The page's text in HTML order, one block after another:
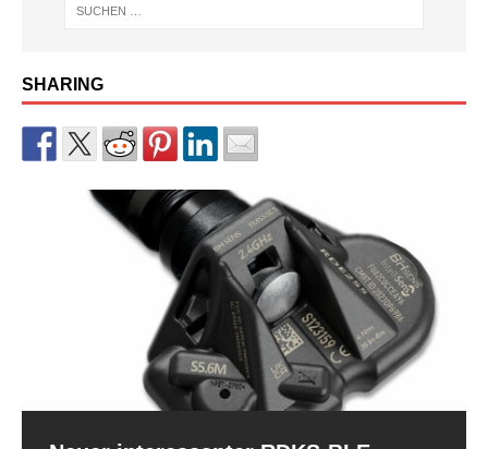
SHARING